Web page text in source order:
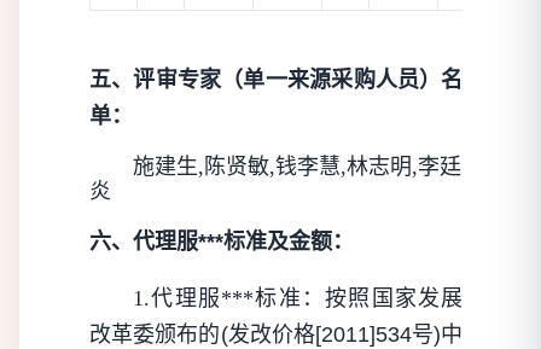
五、评审专家（单一来源采购人员）名
单：
施建生,陈贤敏,钱李慧,林志明,李廷
炎
六、代理服***标准及金额：
1.代理服***标准：按照国家发展
改革委颁布的(发改价格[2011]534号)中